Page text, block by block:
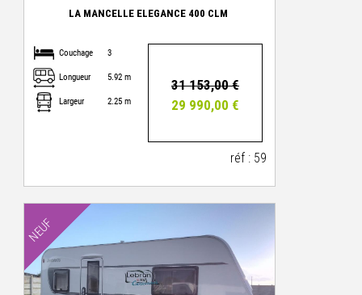
LA MANCELLE ELEGANCE 400 CLM
Couchage 3
Longueur 5.92 m
Largeur 2.25 m
31 153,00 €
29 990,00 €
réf : 59
NEUF